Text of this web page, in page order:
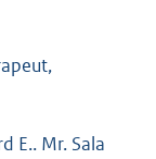
E.. Mr. Sala